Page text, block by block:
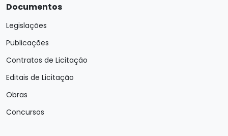
Documentos
Legislações
Publicações
Contratos de Licitação
Editais de Licitação
Obras
Concursos